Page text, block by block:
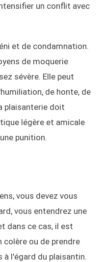
un conflit avec
et de condamnation.
de moquerie
sévère. Elle peut
de honte, de
plaisanterie doit
légère et amicale
punition.
vous devez vous
vous entendrez une
dans ce cas, il est
colère ou de prendre
l'égard du plaisantin.